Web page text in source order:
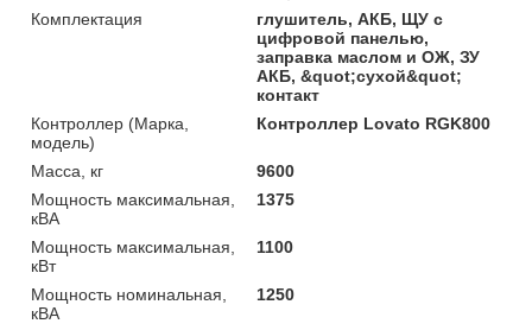
Комплектация
глушитель, АКБ, ЩУ с
цифровой панелью,
заправка маслом и ОЖ, ЗУ
АКБ, &quot;сухой&quot;
контакт
Контроллер (Марка,
модель)
Контроллер Lovato RGK800
Масса, кг
9600
Мощность максимальная,
кВА
1375
Мощность максимальная,
кВт
1100
Мощность номинальная,
кВА
1250